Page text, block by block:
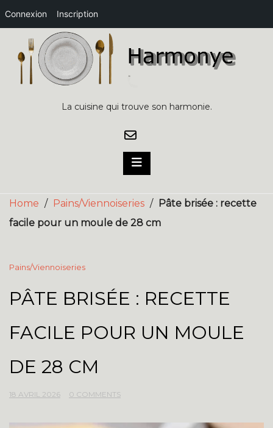
Connexion Inscription
content
La cuisine qui trouve son harmonie.
Home / Pains/Viennoiseries /
Pâte brisée : recette
facile pour un moule de 28 cm
Pains/Viennoiseries
PÂTE BRISÉE : RECETTE
FACILE POUR UN MOULE
DE 28 CM
18 AVRIL 2026 0 COMMENTS